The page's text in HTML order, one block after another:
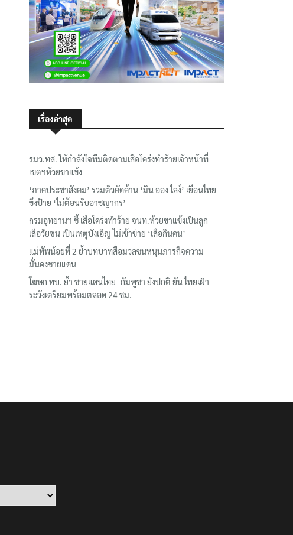
เรื่องล่าสุด
รมว.ทส. ให้กำลังใจทีมติดตามเสือโคร่งทำร้ายเจ้าหน้าที่
เขตฯห้วยขาแข้ง
‘ภาคประชาสังคม’ รวมตัวคัดค้าน ‘มิน ออง ไลง์’ เยือนไทย
ขึงป้าย ‘ไม่ต้อนรับอาชญากร’
กรมอุทยานฯ ชี้ เสือโคร่งทำร้าย จนท.ห้วยขาแข้งเป็นลูก
เสือวัยซน เป็นเหตุบังเอิญ ไม่เข้าข่าย ‘เสือกินคน’
แม่ทัพน้อยที่ 2 ย้ำบทบาทสื่อมวลชนหนุนภารกิจความ
มั่นคงชายแดน
โฆษก ทบ. ย้ำ ชายแดนไทย–กัมพูชา ยังปกติ ยัน ไทยเฝ้า
ระวังเตรียมพร้อมตลอด 24 ชม.